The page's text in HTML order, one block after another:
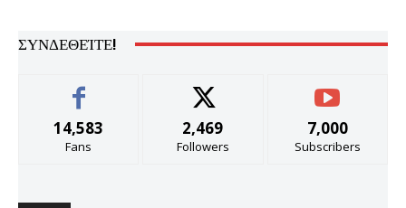
ΣΥΝΔΕΘΕΊΤΕ!
14,583
Fans
2,469
Followers
7,000
Subscribers